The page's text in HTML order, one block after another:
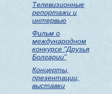
Телевизионные
репортажи и
интервью
Фильм о
международном
конкурсе "Друзья
Болгарии"
Концерты,
презентации,
выставки